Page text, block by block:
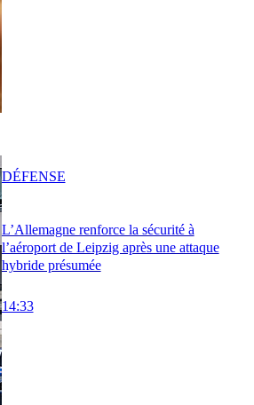
L’Allemagne renforce la sécurité à
l’aéroport de Leipzig après une attaque
hybride présumée
14:33
DÉFENSE